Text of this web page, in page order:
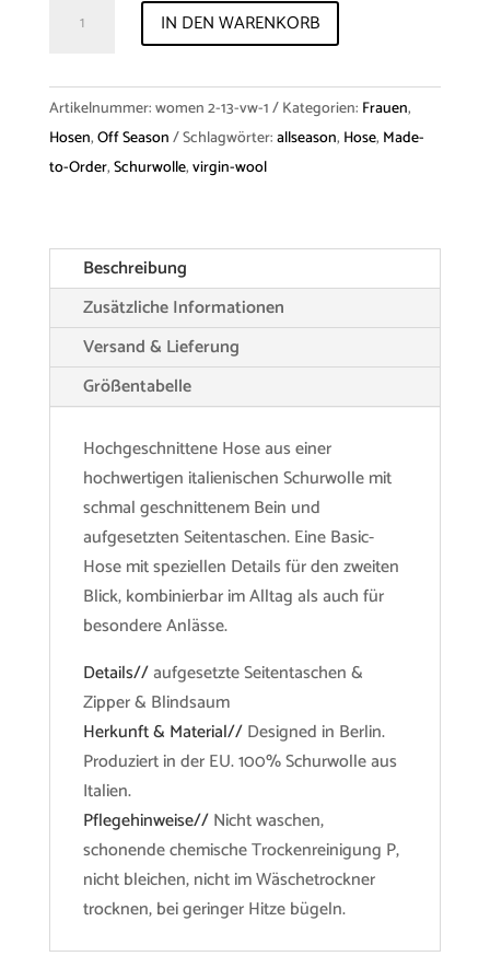
"Signe"
Wool
Menge
IN DEN WARENKORB
Artikelnummer:women 2-13-vw-1 Kategorien: Frauen,
Hosen,Off Season Schlagwörter:allseason, Hose, Made-
to-Order,Schurwolle,virgin-wool
Beschreibung
Zusätzliche Informationen
Versand & Lieferung
Größentabelle
Hochgeschnittene Hose aus einer
hochwertigen italienischen Schurwolle mit
schmal geschnittenem Bein und
aufgesetzten Seitentaschen. Eine Basic-
Hose mit speziellen Details für den zweiten
Blick, kombinierbar im Alltag als auch für
besondere Anlässe.
Details//aufgesetzte Seitentaschen &
Zipper & Blindsaum
Herkunft & Material//Designed in Berlin.
Produziert in der EU. 100% Schurwolle aus
Italien.
Pflegehinweise//Nicht waschen,
schonende chemische Trockenreinigung P,
nicht bleichen, nicht im Wäschetrockner
trocknen, bei geringer Hitze bügeln.